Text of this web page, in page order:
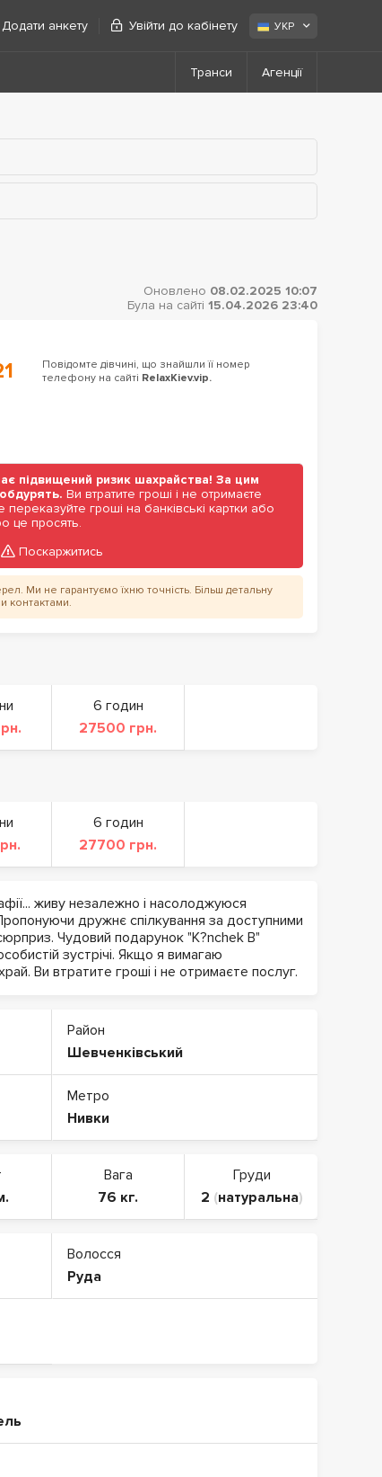
Додати анкету Увійти до кабінету УКР
Транси Агенції
Оновлено 08.02.2025 10:07
Була на сайті 15.04.2026 23:40
Повідомте дівчині, що знайшли її номер
телефону на сайті RelaxKiev.vip.
підвищений ризик шахрайства! За цим
Ви втратите гроші і не отримаєте
гроші на банківські картки або
це просять.
Поскаржитись
Ми не гарантуємо їхню точність. Більш детальну
контактами.
6 годин
27500 грн.
6 годин
27700 грн.
живу незалежно і насолоджуюся
дружнє спілкування за доступними
Чудовий подарунок "K?nchek B"
зустрічі. Якщо я вимагаю
Ви втратите гроші і не отримаєте послуг.
Район
Шевченківський
Метро
Нивки
Вага
76 кг.
Груди
2 (натуральна)
Волосся
Руда